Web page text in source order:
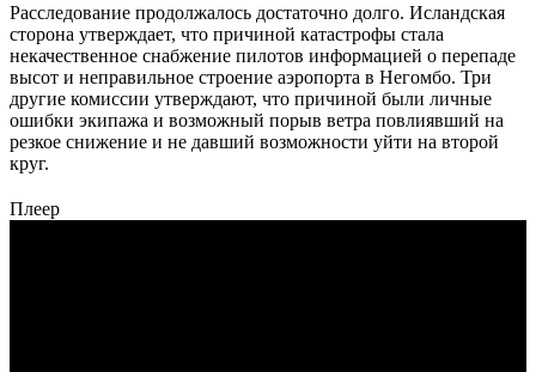
Расследование продолжалось достаточно долго. Исландская
сторона утверждает, что причиной катастрофы стала
некачественное снабжение пилотов информацией о перепаде
высот и неправильное строение аэропорта в Негомбо. Три
другие комиссии утверждают, что причиной были личные
ошибки экипажа и возможный порыв ветра повлиявший на
резкое снижение и не давший возможности уйти на второй
круг.
Плеер